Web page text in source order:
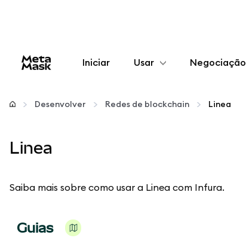
Iniciar Usar
Configurar
Fique em segurança
Negociação
Desenvolver Redes de blockchain Linea
Linea
Saiba mais sobre como usar a Linea com Infura.
Guias